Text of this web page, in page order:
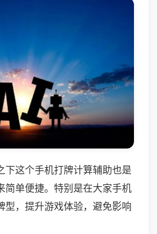
下这个手机打牌计算辅助也是
简单便捷。特别是在大家手机
型，提升游戏体验，避免影响